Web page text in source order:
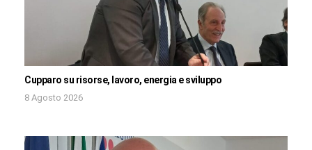
Cupparo su risorse, lavoro, energia e sviluppo
8 Agosto 2026